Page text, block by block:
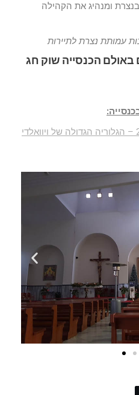
גר בנצרת ומנהיג את הקהילה
עמותת נצרת לתיירות
באולם הכנסייה שוק חג
:
שבת 18/12/2021, שעה 20:30 – הגלוריה הגדולה של ויוואלדי